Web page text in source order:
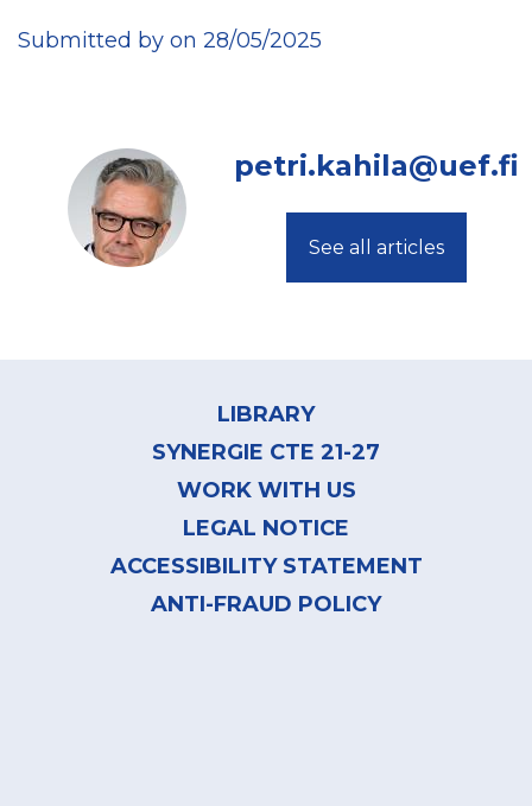
Submitted by on 28/05/2025
petri.kahila@uef.fi
See all articles
LIBRARY
SYNERGIE CTE 21-27
WORK WITH US
LEGAL NOTICE
ACCESSIBILITY STATEMENT
ANTI-FRAUD POLICY